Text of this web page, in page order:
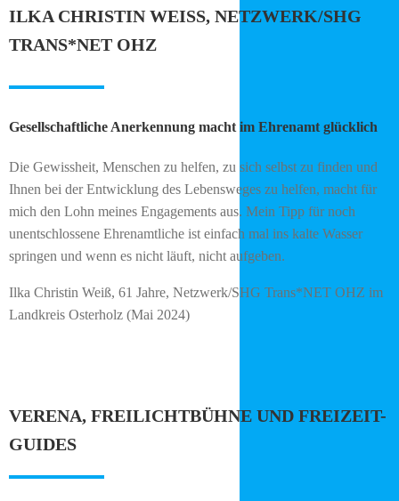
ILKA CHRISTIN WEISS, NETZWERK/SHG T
RANS*NET OHZ
Gesellschaftliche Anerkennung macht im Ehrenamt glücklich
Die Gewissheit, Menschen zu helfen, zu sich selbst zu finden und
Ihnen bei der Entwicklung des Lebensweges zu helfen, macht für
mich den Lohn meines Engagements aus. Mein Tipp für noch
unentschlossene Ehrenamtliche ist einfach mal ins kalte Wasser
springen und wenn es nicht läuft, nicht aufgeben.
Ilka Christin Weiß, 61 Jahre, Netzwerk/SHG Trans*NET OHZ im
Landkreis Osterholz (Mai 2024)
VERENA, FREILICHTBÜHNE UND FREIZEIT-
GUIDES